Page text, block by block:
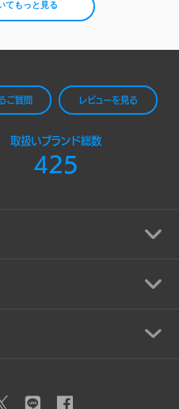
てもっと見る
ご質問 レビューを見る
取扱いブランド総数
425